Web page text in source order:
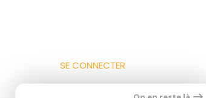
SE CONNECTER